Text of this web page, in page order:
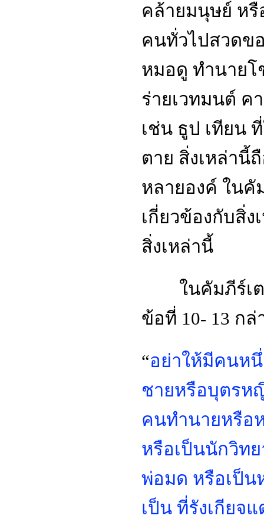
คล้ายมนุษย์ หรื
คนทั่วไปสวดข
หมอดู ทำนาย
ร่ายเวทมนต์
เช่น ธูป เทียน
ตาย สิ่งเหล่านี้
หลายองค์ ในคั
เกี่ยวข้องกับสิ่ง
สิ่งเหล่านี้
ในคัมภีร์เต
ข้อที่ 10- 13 กล่
“อย่าให้มีคนห
ชายหรือบุตรห
คนทำนายหรือ
หรือเป็นนักวิท
พ่อมด หรือเป็น
เป็น ที่รังเกียจ